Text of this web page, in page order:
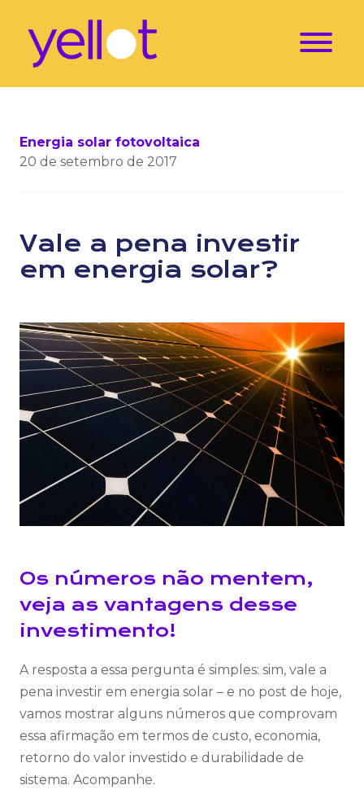
Energia solar fotovoltaica
20 de setembro de 2017
Vale a pena investir
em energia solar?
Os números não mentem,
veja as vantagens desse
investimento!
A resposta a essa pergunta é simples: sim, vale a
pena investir em energia solar – e no post de hoje,
vamos mostrar alguns números que comprovam
essa afirmação em termos de custo, economia,
retorno do valor investido e durabilidade de
sistema. Acompanhe.